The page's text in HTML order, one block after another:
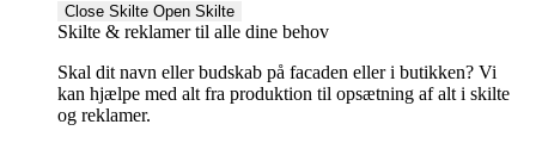
Close Skilte Open Skilte
Skilte & reklamer til alle dine behov
Skal dit navn eller budskab på facaden eller i butikken? Vi
kan hjælpe med alt fra produktion til opsætning af alt i skilte
og reklamer.